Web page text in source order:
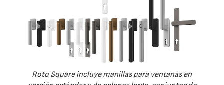
Roto Square incluye manillas para ventanas en